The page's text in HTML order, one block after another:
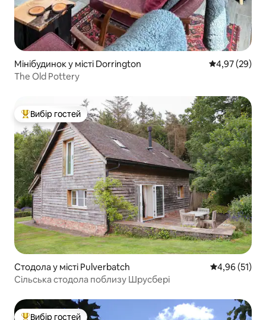
Мінібудинок у місті Dorrington Середня
4,97 (29)
The Old Pottery
Топ вибір гостей
Вибір гостей
Стодола у місті Pulverbatch Середня
4,96 (51)
Сільська стодола поблизу Шрусбері
Вибір гостей